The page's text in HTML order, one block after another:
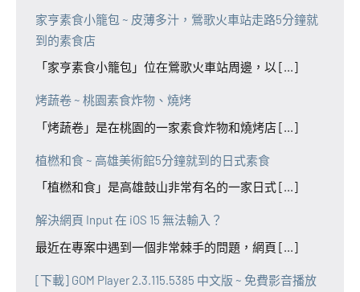
家亨素食小籠包 ~ 皮薄多汁，鶯歌火車站走路5分鐘就
到的素食店
「家亨素食小籠包」位在鶯歌火車站周邊，以 [...]
烤蔬卷 ~ 桃園素食炸物、燒烤
「烤蔬卷」是在桃園的一家素食炸物和燒烤店 [...]
植橪和食 ~ 高雄美術館5分鐘就到的日式素食
「植橪和食」是高雄鼓山非常有名的一家日式 [...]
解決網頁 Input 在 iOS 15 無法輸入？
最近在專案中遇到一個非常棘手的問題，網頁 [...]
[下載] GOM Player 2.3.115.5385 中文版 ~ 免費影音播放